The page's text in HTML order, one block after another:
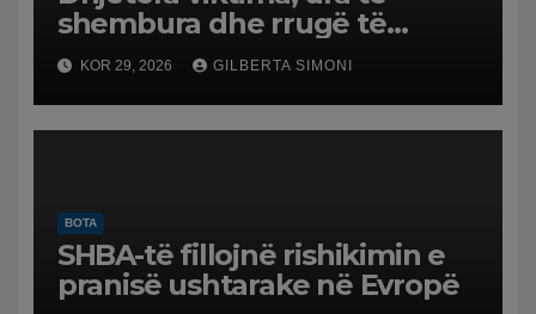
shembura dhe rrugë të
dëmtuara! Japonia goditet
nga tërmeti i fuqishëm,
qindra mijëra të evakuuar
KOR 29, 2026 GILBERTA SIMONI
BOTA
SHBA-të fillojnë rishikimin e
pranisë ushtarake në Evropë